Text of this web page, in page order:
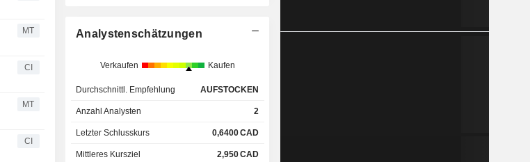
MT
CI
MT
CI
Analystenschätzungen
Verkaufen Kaufen
Durchschnittl. Empfehlung AUFSTOCKEN
Anzahl Analysten 2
Letzter Schlusskurs 0,6400CAD
Mittleres Kursziel 2,950CAD